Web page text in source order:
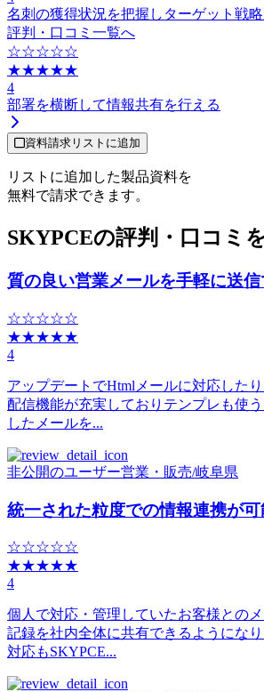
名刺の獲得状況を把握しターゲット戦
評判・口コミ一覧へ
☆☆☆☆☆
★★★★★
4
部署を横断して情報共有を行える
資料請求リストに追加
リストに追加した製品資料を
無料で請求できます。
SKYPCEの評判・口コミ
質の良い営業メールを手軽に送信
☆☆☆☆☆
★★★★★
4
アップデートでHtmlメールに対応した
配信機能が充実しておりテンプレも使
したメールを...
非公開のユーザー営業・販売/岐阜県
統一された粒度での情報連携が可
☆☆☆☆☆
★★★★★
4
個人で対応・管理していたお客様との
記録を社内全体に共有できるようにな
対応もSKYPCE...